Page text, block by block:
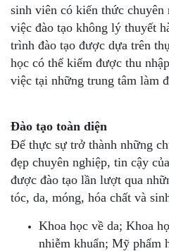
sinh viên có kiến thức chuyên
việc đào tạo không lý thuyết
trình đào tạo được dựa trên
học có thể kiếm được thu
việc tại những trung tâm làm
Đào tạo toàn diện
Để thực sự trở thành những
đẹp chuyên nghiệp, tin cậy
được đào tạo lần lượt qua
tóc, da, móng, hóa chất và
Khoa học về da; Khoa
nhiễm khuẩn; Mỹ phẩm